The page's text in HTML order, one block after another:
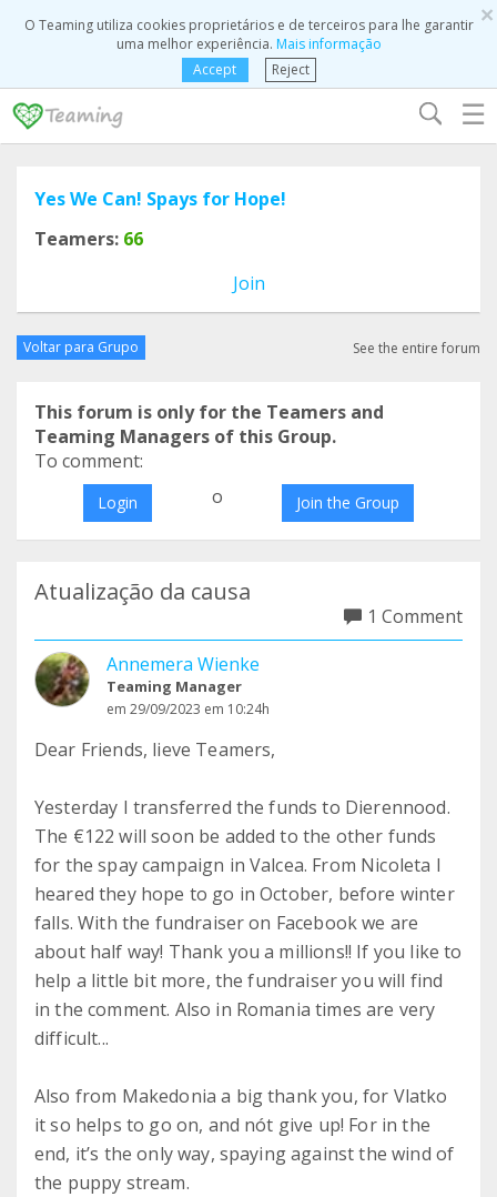
×
O Teaming utiliza cookies proprietários e de terceiros para lhe garantir
uma melhor experiência. Mais informação
Accept
Reject
☰
Yes We Can! Spays for Hope!
Teamers: 66
Join
Voltar para Grupo See the entire forum
This forum is only for the Teamers and
Teaming Managers of this Group.
To comment:
Login o Join the Group
Atualização da causa
1 Comment
Annemera Wienke
Teaming Manager
em 29/09/2023 em 10:24h
Dear Friends, lieve Teamers,
Yesterday I transferred the funds to Dierennood.
The €122 will soon be added to the other funds
for the spay campaign in Valcea. From Nicoleta I
heared they hope to go in October, before winter
falls. With the fundraiser on Facebook we are
about half way! Thank you a millions!! If you like to
help a little bit more, the fundraiser you will find
in the comment. Also in Romania times are very
difficult...
Also from Makedonia a big thank you, for Vlatko
it so helps to go on, and nót give up! For in the
end, it’s the only way, spaying against the wind of
the puppy stream.